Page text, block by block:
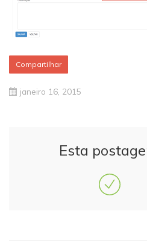
Compartilhar
janeiro 16, 2015
Esta